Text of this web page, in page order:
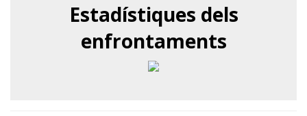
Estadístiques dels
enfrontaments